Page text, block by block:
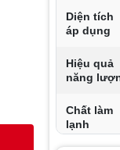
Diện tích
áp dụng
Hiệu quả
năng
Chất làm
lạnh